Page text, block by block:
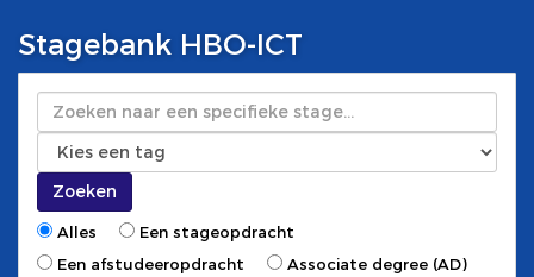
Stagebank HBO-ICT
Zoeken
Zoeken
Alles
Een stageopdracht
Een afstudeeropdracht
Associate degree (AD)